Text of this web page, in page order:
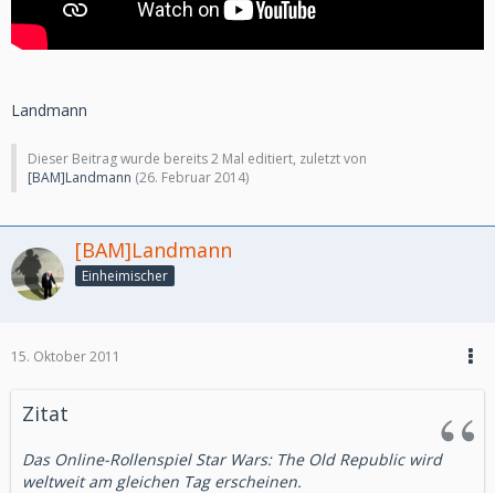
Landmann
Dieser Beitrag wurde bereits 2 Mal editiert, zuletzt von
[BAM]Landmann (26. Februar 2014)
[BAM]Landmann
Einheimischer
15. Oktober 2011
Zitat
Das Online-Rollenspiel Star Wars: The Old Republic wird
weltweit am gleichen Tag erscheinen.